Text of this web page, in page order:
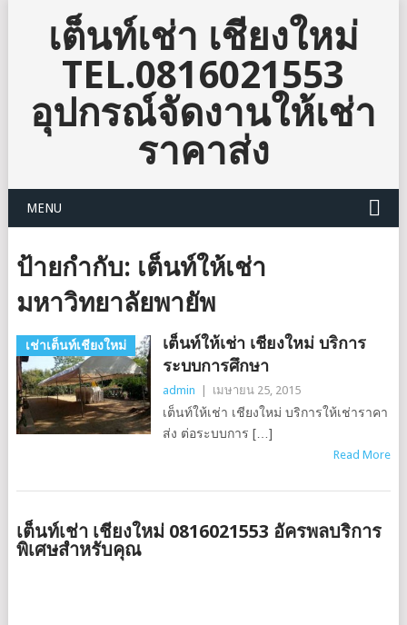
เต็นท์เช่า เชียงใหม่
TEL.0816021553
อุปกรณ์จัดงานให้เช่า
ราคาส่ง
MENU
ป้ายกำกับ: เต็นท์ให้เช่า
มหาวิทยาลัยพายัพ
เช่าเต็นท์เชียงใหม่
เต็นท์ให้เช่า เชียงใหม่ บริการ
ระบบการศึกษา
admin เมษายน 25, 2015
เต็นท์ให้เช่า เชียงใหม่ บริการให้เช่าราคา
ส่ง ต่อระบบการ […]
Read More
เต็นท์เช่า เชียงใหม่ 0816021553 อัครพลบริการ
พิเศษสำหรับคุณ